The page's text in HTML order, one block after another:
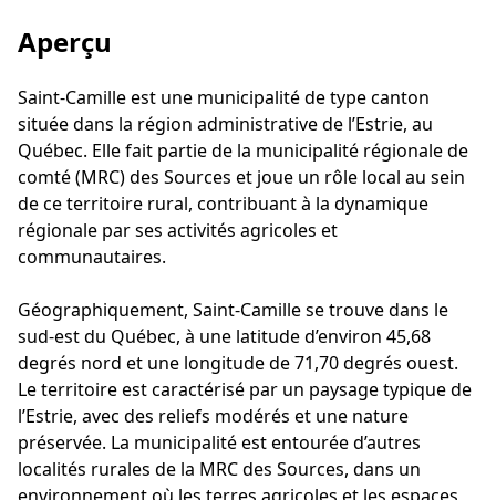
Aperçu
Saint-Camille est une municipalité de type canton
située dans la région administrative de l’Estrie, au
Québec. Elle fait partie de la municipalité régionale de
comté (MRC) des Sources et joue un rôle local au sein
de ce territoire rural, contribuant à la dynamique
régionale par ses activités agricoles et
communautaires.
Géographiquement, Saint-Camille se trouve dans le
sud-est du Québec, à une latitude d’environ 45,68
degrés nord et une longitude de 71,70 degrés ouest.
Le territoire est caractérisé par un paysage typique de
l’Estrie, avec des reliefs modérés et une nature
préservée. La municipalité est entourée d’autres
localités rurales de la MRC des Sources, dans un